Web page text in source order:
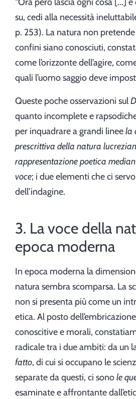
su, cedi alla necessità
p. 253). La natura non
confini siano conosciuti,
come l’orizzonte dell’agire,
quali l’uomo saggio deve
Queste poche osservazioni sul
quanto incomplete e
per inquadrare a grandi lineela
prescrittiva della natura
rappresentazione poetica
voce; i due elementi che ci
dell’indagine.
3. La voce della
epoca moderna
In epoca moderna la
natura sembra scomparsa. La
non si presenta più come un
etica. Al posto
conoscitive e morali,
radicale tra i due ambiti: da un
fatto, di cui si occupano le
separate da questi, ci sonole
esaminate e affrontante